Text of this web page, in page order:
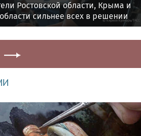
Ростовской области, Крыма и
сильнее всех в решении
в рамках всероссийской
"Выходи решать!"